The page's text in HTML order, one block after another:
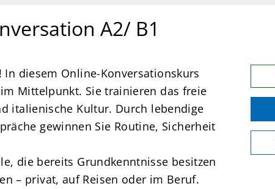
A2/ B1
diesem Online-Konversationskurs
Mittelpunkt. Sie trainieren das freie
italienische Kultur. Durch lebendige
gewinnen Sie Routine, Sicherheit
die bereits Grundkenntnisse besitzen
– privat, auf Reisen oder im Beruf.